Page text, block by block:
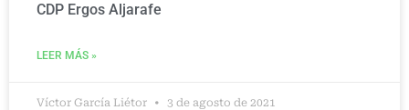
CDP Ergos Aljarafe
LEER MÁS »
Víctor García Liétor 3 de agosto de 2021